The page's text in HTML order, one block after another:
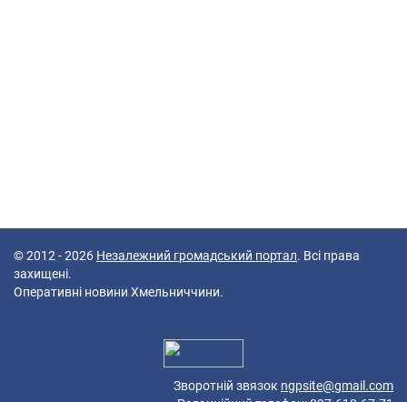
© 2012 - 2026 Незалежний громадський портал. Всі права
захищені.
Оперативні новини Хмельниччини.
Зворотній звязок ngpsite@gmail.com